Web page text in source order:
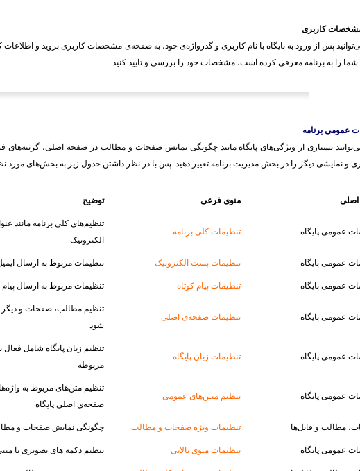
مشخصات کاربری
پس از ورود به پایگاه با نام کاربری و گذرواژه‌ی خود، به صفحه‌ی مشخصات کاربری بروید و
را به برنامه معرفی کرده است، مشخصات خود را بررسی و تایید کنید.
عمومی برنامه
بسیاری از ویژگی‌های پایگاه مانند چگونگی نمایش صفحات و مطالب در صفحه اصلی، گزینه‌های
و نمایشی دیگر را در بخش مدیریت برنامه تغییر دهید. پس با در نظر داشتن جدول زیر به بخش‌‌های مورد
اصلی منوی فرعی توضیح
عمومى پایگاه تنظیمات کلى برنامه
تنظیم‌های کلی برنامه مانند
الکترونیک
عمومى پایگاه تنظیمات پست الکترونیک تنظیمات مربوط به ارسال
عمومى پایگاه تنظیمات پیام کوتاه تنظیمات مربوط به ارسال پیام
عمومى پایگاه تنظیمات صفحه‌ی اصلى
تنظیم مطالب، صفحات و دیگر
شود
عمومى پایگاه تنظیمات زبان پایگاه
تنظیم زبان پایگاه شامل
مربوطه
عمومى پایگاه تنظیم متـن‌ها‌ی عمومی
تنظیم متن‌های مربوط به
صفحه‌ی اصلی پایگاه
مطالب و فایل‌ها تنظیمات ویژه صفحات و مطالب چگونگی نمایش صفحات و
عمومى پایگاه تنظیمات منوی بالایی تنظیم دکمه های تصویری یا